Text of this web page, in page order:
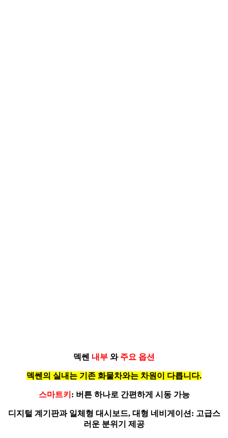
덱쎈 내부 와주요 옵션
덱쎈의 실내는 기존 화물차와는 차원이 다릅니다.
스마트키 : 버튼 하나로 간편하게 시동 가능
디지털 계기판과 일체형 대시보드, 대형 네비게이션: 고급스
러운 분위기 제공